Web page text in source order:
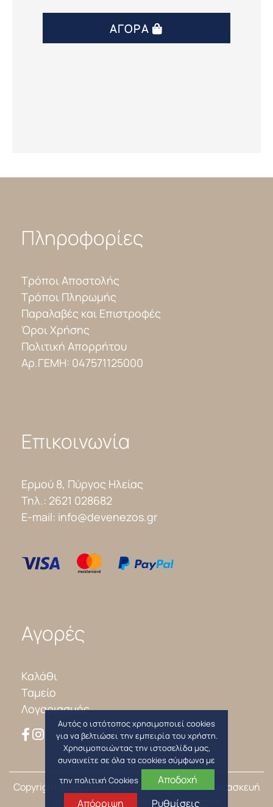
ΑΓΟΡΆ
Πληροφορίες
Τρόποι Αποστολής
Τρόποι Πληρωμής
Παραλαβές και Επιστροφές
Όροι Χρήσης
Πολιτική Απορρήτου
Αρ.ΓΕΜΗ: 047571125000
Επικοινωνία
Ερμού 8, Πύργος Ηλείας
Τηλ.: 2621 028682
E-mail: info@devenezos.gr
Αγορές
Καλάθι
Ταμείο
Λογαριασμός
Copyright 2026, Κωνσταντίνος Ντεβενέζος| Κατασκευή
ΙστοσελίδωνInteractive Net Solutions
Αυτός ο ιστότοπος χρησιμοποιεί cookies
για να βελτιώσει την εμπειρία του χρήστη.
Χρησιμοποιώντας την ιστοσελίδα μας,
συναινείτε σε όλα τα cookies σύμφωνα με
την πολιτική Cookies
Αποδοχή
Απόρριψη
Ρυθμίσεις